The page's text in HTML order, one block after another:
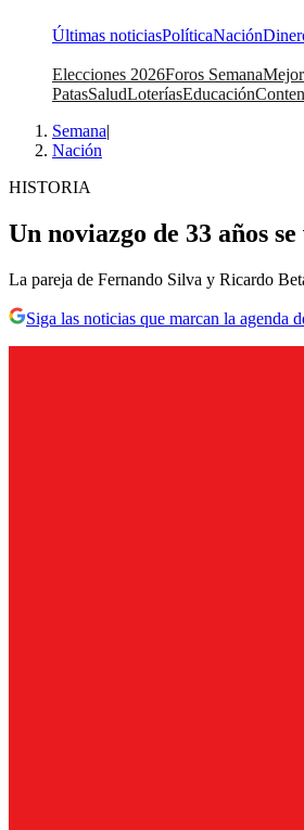
Últimas noticiasPolíticaNación
Elecciones 2026Foros Semana
PatasSaludLoteríasEducación
Semana|
Nación
HISTORIA
Un noviazgo de 33 años
La pareja de Fernando Silva y Ricardo
Siga las noticias que marcan la agenda